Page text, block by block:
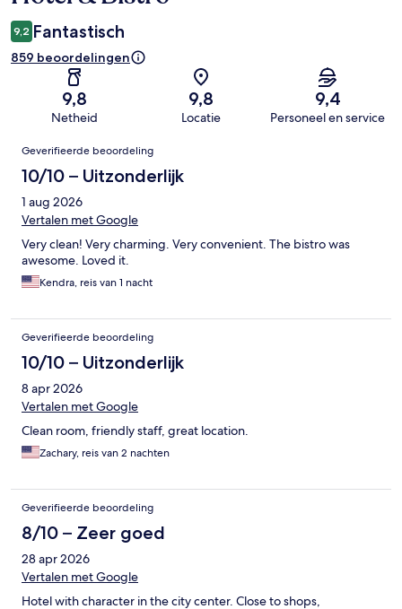
9,2 Fantastisch
859 beoordelingen
9,8
Netheid
9,8
Locatie
9,4
Personeel en service
Beoordelingen
Geverifieerde beoordeling
10/10 – Uitzonderlijk
1 aug 2026
Vertalen met Google
Very clean! Very charming. Very convenient. The bistro was
awesome. Loved it.
Kendra, reis van 1 nacht
Geverifieerde beoordeling
10/10 – Uitzonderlijk
8 apr 2026
Vertalen met Google
Clean room, friendly staff, great location.
Zachary, reis van 2 nachten
Geverifieerde beoordeling
8/10 – Zeer goed
28 apr 2026
Vertalen met Google
Hotel with character in the city center. Close to shops,